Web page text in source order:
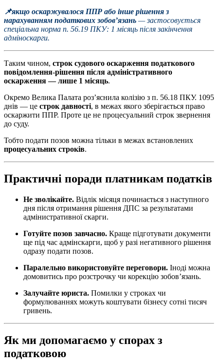
📌якщо оскаржувалося ППР або інше рішення з
нарахуванням податкових зобов’язань — застосовується
спеціальна норма п. 56.19 ПКУ: 1 місяць після закінчення
адміноскарги.
Таким чином, строк судового оскарження податкового
повідомлення-рішення після адміністративного
оскарження — лише 1 місяць.
Окремо Велика Палата роз’яснила колізію з п. 56.18 ПКУ. 1095
днів — це строк давності, в межах якого зберігається право
оскаржити ППР. Проте це не процесуальний строк звернення
до суду.
Тобто подати позов можна тільки в межах встановлених
процесуальних строків.
Практичні поради платникам податків
Не зволікайте. Відлік місяця починається з наступного
дня після отримання рішення ДПС за результатами
адмінистративної скарги.
Готуйте позов завчасно. Краще підготувати документи
ще під час адмінскарги, щоб у разі негативного рішення
одразу подати позов.
Паралельно використовуйте переговори. Іноді можна
домовитись про розстрочку чи корекцію зобов’язань.
Залучайте юриста. Помилки у строках чи
формулюваннях можуть коштувати бізнесу сотні тисяч
гривень.
Як ми допомагаємо у спорах з
податковою